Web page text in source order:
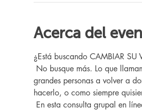
Acerca del
¿Está buscando CAMBIAR
grandes personas a volver a
hacerlo, o como siempre